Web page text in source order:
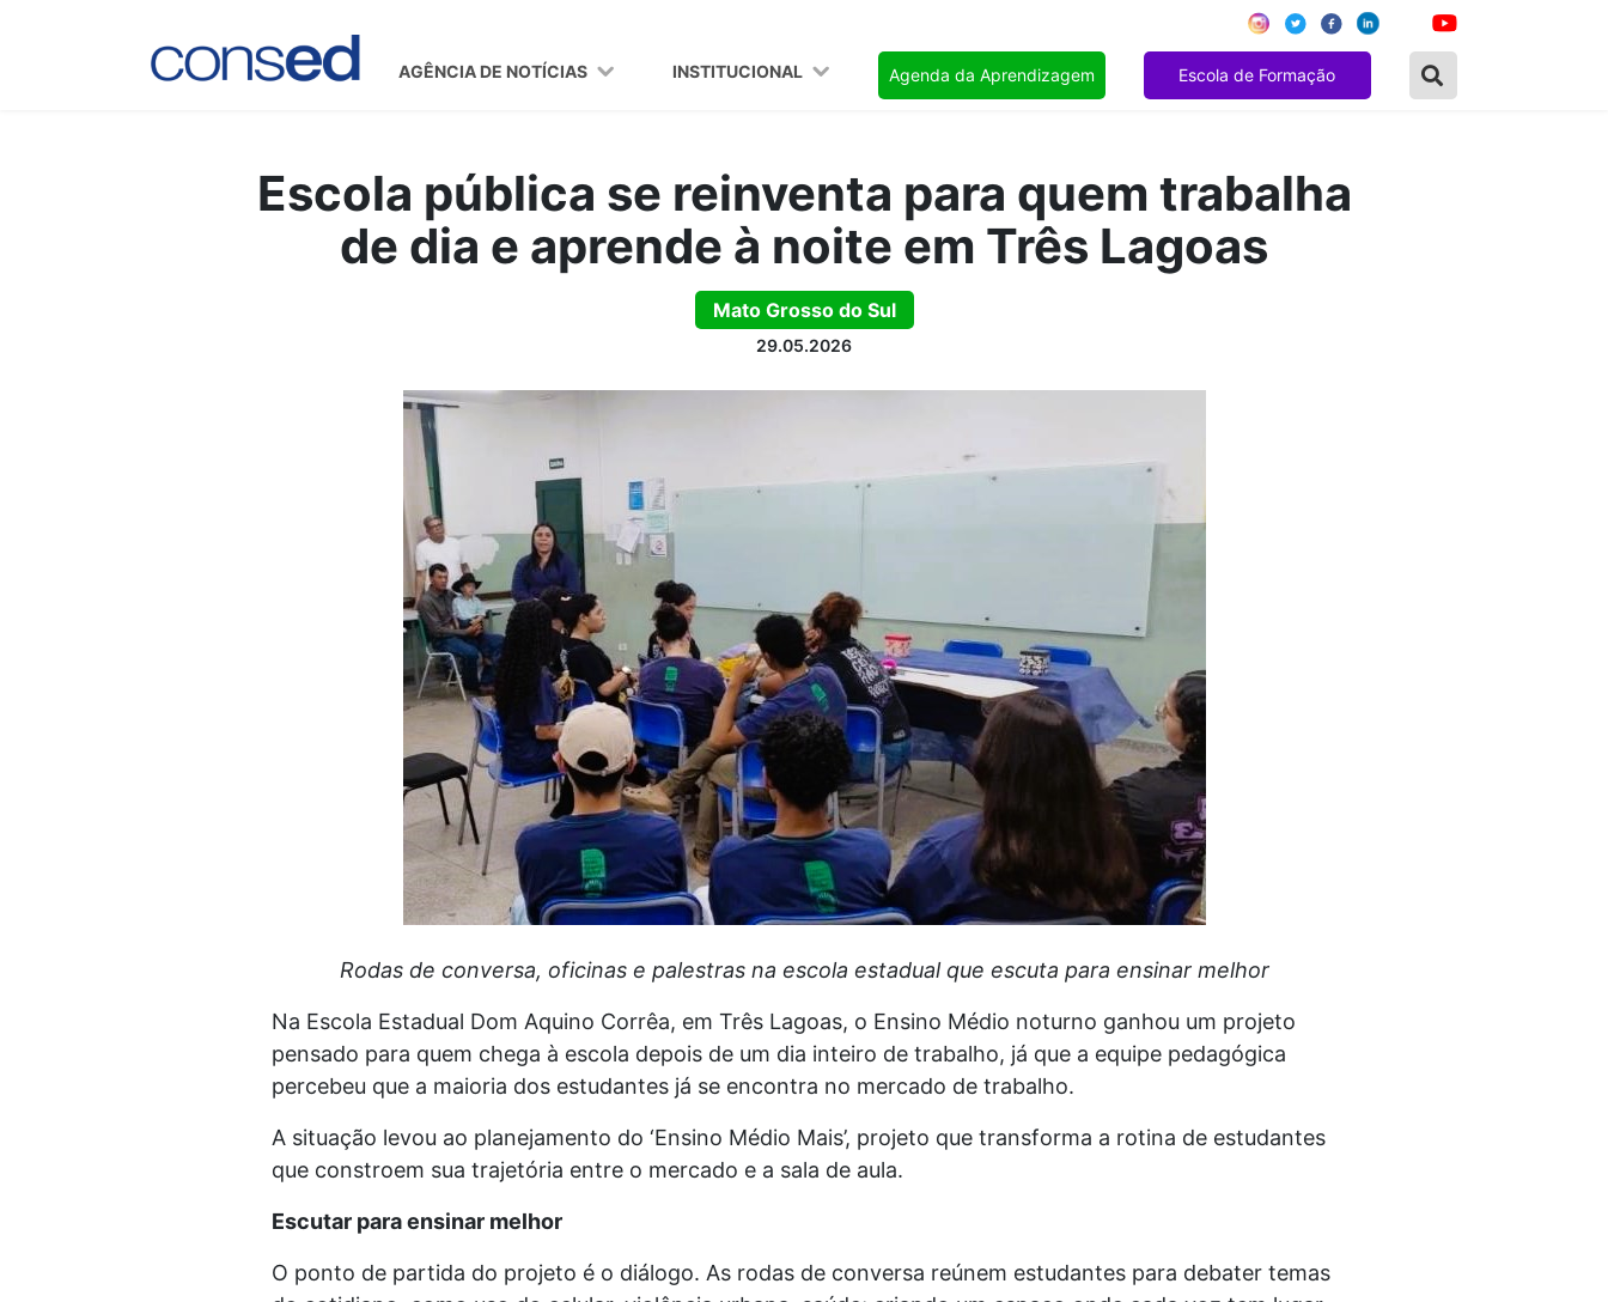
AGÊNCIA DE NOTÍCIAS INSTITUCIONAL Agenda da Aprendizagem Escola de Formação
Escola pública se reinventa para quem trabalha
de dia e aprende à noite em Três Lagoas
Mato Grosso do Sul
29.05.2026
Rodas de conversa, oficinas e palestras na escola estadual que escuta para ensinar melhor
Na Escola Estadual Dom Aquino Corrêa, em Três Lagoas, o Ensino Médio noturno ganhou um projeto
pensado para quem chega à escola depois de um dia inteiro de trabalho, já que a equipe pedagógica
percebeu que a maioria dos estudantes já se encontra no mercado de trabalho.
A situação levou ao planejamento do ‘Ensino Médio Mais’, projeto que transforma a rotina de estudantes
que constroem sua trajetória entre o mercado e a sala de aula.
Escutar para ensinar melhor
O ponto de partida do projeto é o diálogo. As rodas de conversa reúnem estudantes para debater temas